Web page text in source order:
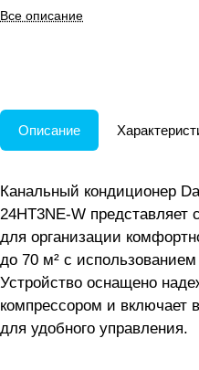
пульт ДУ в комплекте.
Все описание
Описание
Канальный кондиционер
24HT3NE-W
для организации
до 70 м² с
Устройство оснащено
компрессором и включает
для удобного управления.